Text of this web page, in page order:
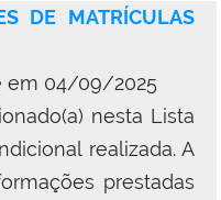
DE MATRÍCULAS
em 04/09/2025
nesta Lista
realizada. A
prestadas